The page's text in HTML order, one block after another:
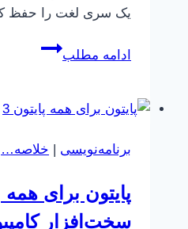
یک سری لغت را حفظ
ادامه مطلب
چطور
بگیریم
23
Interleaved
Practice
برنامه‌نویسی | خلاصه…
سخت‌افزار